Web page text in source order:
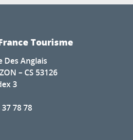
Tourisme
Des Anglais
– CS 53126
3
37 78 78